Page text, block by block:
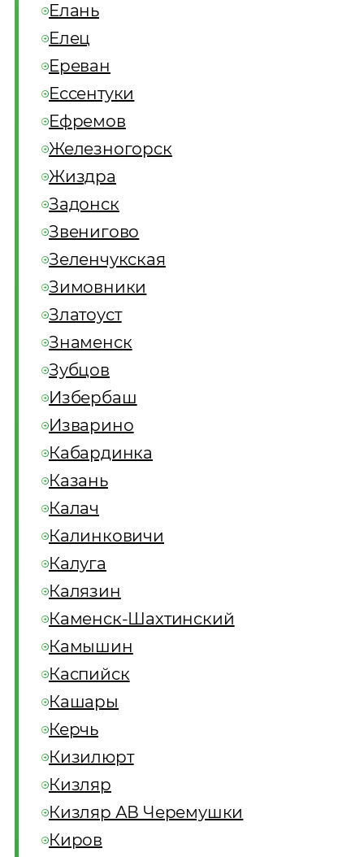
Елань
Елец
Ереван
Ессентуки
Ефремов
Железногорск
Жиздра
Задонск
Звенигово
Зеленчукская
Зимовники
Златоуст
Знаменск
Зубцов
Избербаш
Изварино
Кабардинка
Казань
Калач
Калинковичи
Калуга
Калязин
Каменск-Шахтинский
Камышин
Каспийск
Кашары
Керчь
Кизилюрт
Кизляр
Кизляр АВ Черемушки
Киров